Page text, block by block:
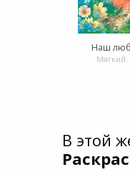
Наш
Мягкий:
В этой